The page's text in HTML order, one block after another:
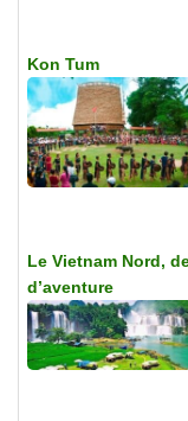
Kon Tum
Le Vietnam Nord,
d’aventure